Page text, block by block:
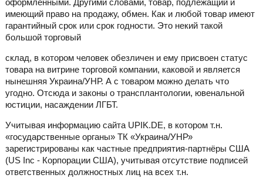
оформленными. Другими словами, товар, подлежащий и
имеющий право на продажу, обмен. Как и любой товар имеют
гарантийный срок или срок годности. Это некий такой
большой торговый
склад, в котором человек обезличен и ему присвоен статус
товара на витрине торговой компании, каковой и является
нынешняя Украина/УНР. А с товаром можно делать что
угодно. Отсюда и законы о трансплантологии, ювенальной
юстиции, насаждении ЛГБТ.
Учитывая информацию сайта UPIK.DE, в котором т.н.
«государственные органы» ТК «Украина/УНР»
зарегистрированы как частные предприятия-партнёры США
(US Inc - Корпорации США), учитывая отсутствие подписей
ответственных должностных лиц на всех т.н.